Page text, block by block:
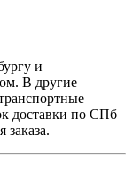
и
В другие
доставки по СПб
заказа.